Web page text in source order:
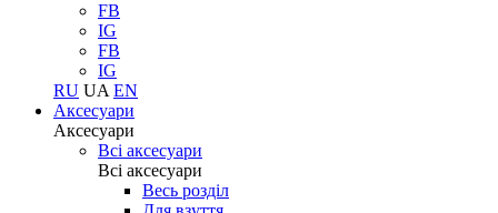
FB
IG
FB
IG
RU UA EN
Аксесуари
Аксесуари
Всі аксесуари
Всі аксесуари
Весь розділ